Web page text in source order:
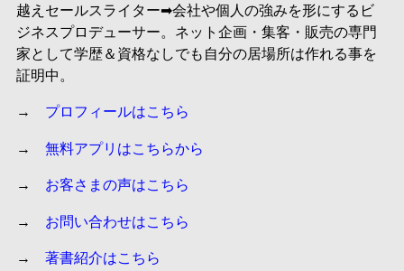
越えセールスライター➡︎会社や個人の強みを形にするビ
ジネスプロデューサー。ネット企画・集客・販売の専門
家として学歴＆資格なしでも自分の居場所は作れる事を
証明中。
→ プロフィールはこちら
→ 無料アプリはこちらから
→ お客さまの声はこちら
→ お問い合わせはこちら
→ 著書紹介はこちら